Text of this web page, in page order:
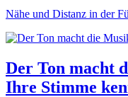
Nähe und Distanz in der
Der Ton macht
Ihre Stimme